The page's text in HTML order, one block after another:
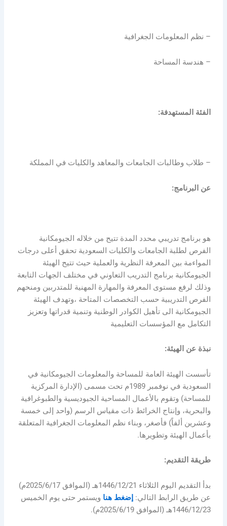
– نظم المعلومات الجغرافية
– هندسة المساحة
الفئة المستهدفة:
– طلاب وطالبات الجامعات والمعاهد والكليات في المملكة
عن البرنامج:
هو برنامج تدريبي محدد المدة تتيح من خلاله الجيومكانية
الفرص لطلبة الجامعات والكليات السعودية تحقق أعلى درجات
المواءمة بين المعرفة النظرية والعملية حيث تتيح الهيئة
الجيومكانية برنامج التدريب التعاوني في مختلف الجهات التابعة
وذلك لرفع مستوى المعرفة والمهارة المهنية للمتدربين ومنحهم
الفرص التدريبية حسب التخصصات المتاحة ،وتهدف الهيئة
الجيومكانية الى تأهيل الكوادر الوطنية وتنمية قدراتها وتعزيز
التكامل مع المؤسسات التعليمية
نبذة عن الهيئة:
تأسست الهيئة العامة للمساحة والمعلومات الجيومكانية في
السعودية في نوفمبر 1989م تحت مسمى (الإدارة المركزية
للمساحة) وتقوم بالأعمال المساحية الجيوديسية والطبوغرافية
والبحرية، وإنتاج الخرائط ذات مقياس الرسم (واحد إلى خمسة
وعشرين ألفاً) فأصغر، وبناء نظم المعلومات الجغرافية المتعلقة
بأعمال الهيئة وتطويرها.
طريقة التقديم:
بدأ التقديم اليوم الثلاثاء 1446/12/21هـ (الموافق 2025/6/17م)
عن طريق الرابط التالي:إضغط هنا ويستمر حتى يوم الخميس
1446/12/23هـ (الموافق 2025/6/19م).